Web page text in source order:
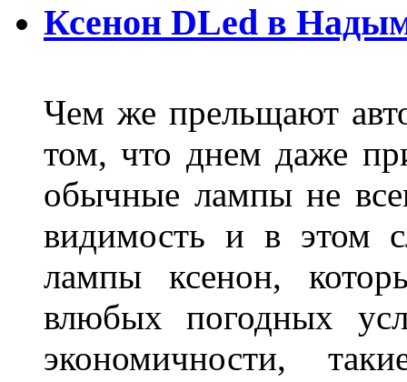
Ксенон DLed в
Чем же прельщают
том, что днем даже
обычные лампы не
видимость и в этом
лампы ксенон,
влюбых погодных
экономичности,